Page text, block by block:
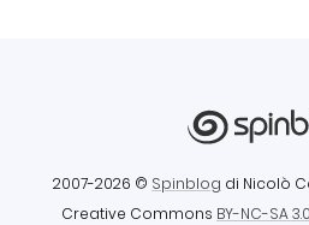
2007-2026 © Spinblog di Nicolò
Creative Commons BY-NC-SA 3.0